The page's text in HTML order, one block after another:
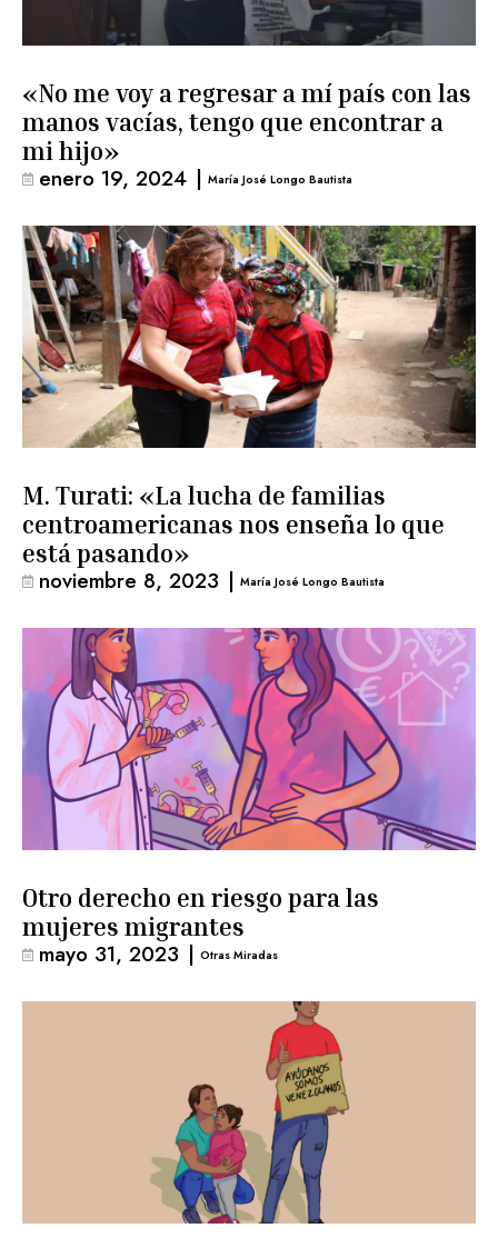
«No me voy a regresar a mí país con las
manos vacías, tengo que encontrar a
mi hijo»
enero 19, 2024 | María José Longo Bautista
M. Turati: «La lucha de familias
centroamericanas nos enseña lo que
está pasando»
noviembre 8, 2023 | María José Longo Bautista
Otro derecho en riesgo para las
mujeres migrantes
mayo 31, 2023 | Otras Miradas